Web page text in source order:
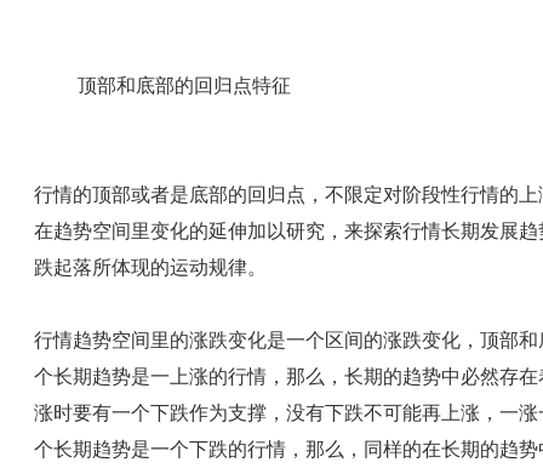
顶部和底部的回归点特征
行情的顶部或者是底部的回归点，不限定对阶段性行情的
在趋势空间里变化的延伸加以研究，来探索行情长期发展
跌起落所体现的运动规律。
行情趋势空间里的涨跌变化是一个区间的涨跌变化，顶部
个长期趋势是一上涨的行情，那么，长期的趋势中必然存
涨时要有一个下跌作为支撑，没有下跌不可能再上涨，一
个长期趋势是一个下跌的行情，那么，同样的在长期的趋